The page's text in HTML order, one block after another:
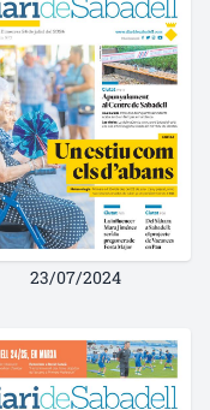
23/07/2024